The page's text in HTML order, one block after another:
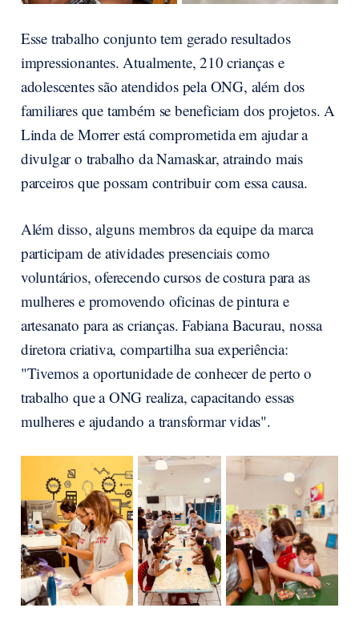
Esse trabalho conjunto tem gerado resultados
impressionantes. Atualmente, 210 crianças e
adolescentes são atendidos pela ONG, além dos
familiares que também se beneficiam dos projetos. A
Linda de Morrer está comprometida em ajudar a
divulgar o trabalho da Namaskar, atraindo mais
parceiros que possam contribuir com essa causa.
Além disso, alguns membros da equipe da marca
participam de atividades presenciais como
voluntários, oferecendo cursos de costura para as
mulheres e promovendo oficinas de pintura e
artesanato para as crianças. Fabiana Bacurau, nossa
diretora criativa, compartilha sua experiência:
"Tivemos a oportunidade de conhecer de perto o
trabalho que a ONG realiza, capacitando essas
mulheres e ajudando a transformar vidas".